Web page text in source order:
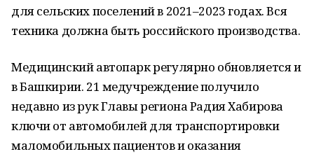
для сельских поселений в 2021–2023 годах. Вся
техника должна быть российского производства.
Медицинский автопарк регулярно обновляется и
в Башкирии. 21 медучреждение получило
недавно из рук Главы региона Радия Хабирова
ключи от автомобилей для транспортировки
маломобильных пациентов и оказания